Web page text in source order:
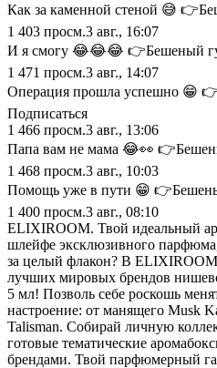
Как за каменной стеной 😅
1 403 просм.3 авг., 16:07
И я смогу 😂😂😂 👉Бешеный
1 471 просм.3 авг., 14:07
Операция прошла успешно 😁
Подписаться
1 466 просм.3 авг., 13:06
Папа вам не мама 😂👀
1 468 просм.3 авг., 10:03
Помощь уже в пути 😁
1 400 просм.3 авг., 08:10
ELIXIROOM. Твой идеальный
шлейфе эксклюзивного
за целый флакон? В
лучших мировых брендов
5 мл! Позволь себе роскошь
настроение: от манящего Musk
Talisman. Собирай личную
готовые тематические
брендами. Твой парфюмерный